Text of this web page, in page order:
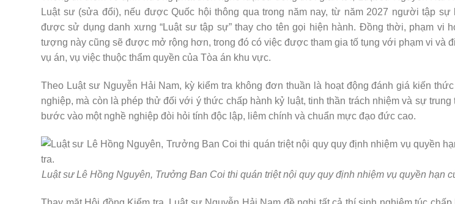
Luật sư (sửa đổi), nếu được Quốc hội thông qua trong năm nay, từ năm 2027 người tập
được sử dụng danh xưng “Luật sư tập sự” thay cho tên gọi hiện hành. Đồng thời, phạm vi
tượng này cũng sẽ được mở rộng hơn, trong đó có việc được tham gia tố tụng với phạm vi và
vụ án, vụ việc thuộc thẩm quyền của Tòa án khu vực.
Theo Luật sư Nguyễn Hải Nam, kỳ kiểm tra không đơn thuần là hoạt động đánh giá kiến
nghiệp, mà còn là phép thử đối với ý thức chấp hành kỷ luật, tinh thần trách nhiệm và sự
bước vào một nghề nghiệp đòi hỏi tính độc lập, liêm chính và chuẩn mực đạo đức cao.
Luật sư Lê Hồng Nguyên, Trưởng Ban Coi thi quán triệt nội quy quy định nhiệm vụ quyền hạn